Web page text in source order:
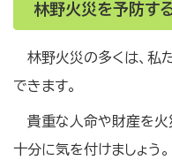
林野火災を予防す
林野火災の多くは、私
できます。
貴重な人命や財産を火
十分に気を付けましょう。